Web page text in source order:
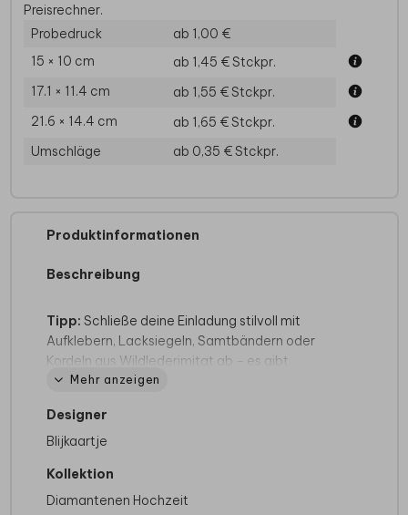
Preisrechner.
Probedruck
ab 1,00 €
15 × 10 cm
ab 1,45 €Stckpr.
17.1 × 11.4 cm
ab 1,55 €Stckpr.
21.6 × 14.4 cm
ab 1,65 €Stckpr.
Umschläge
ab 0,35 €Stckpr.
Produktinformationen
Beschreibung
Tipp: Schließe deine Einladung stilvoll mit
Aufklebern, Lacksiegeln, Samtbändern oder
Kordeln aus Wildlederimitat ab – es gibt
zahlreiche Möglichkeiten, die deine Einladung
Bitte beachte: Du musst dein eigenes
Dekorations- und Verschlussmaterial separat zu
ankommen, kannst du den Brief selbst mit der
Deko zusammenstellen und verschließen.
Mehr anzeigen
Designer
Blijkaartje
Kollektion
Diamantenen Hochzeit